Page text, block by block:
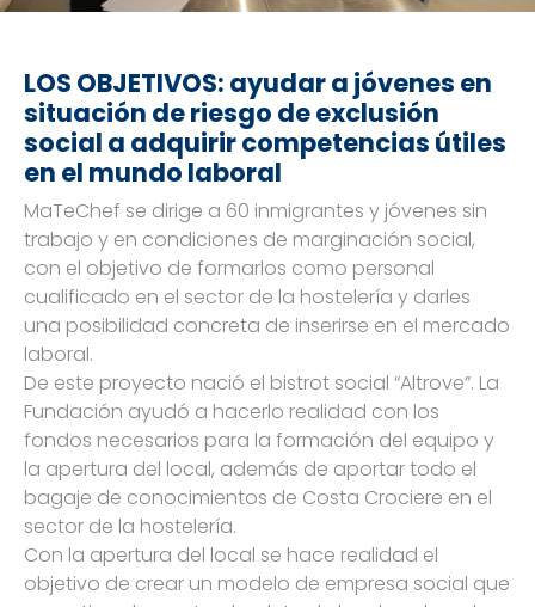
LOS OBJETIVOS: ayudar a jóvenes en
situación de riesgo de exclusión
social a adquirir competencias útiles
en el mundo laboral
MaTeChef se dirige a 60 inmigrantes y jóvenes sin
trabajo y en condiciones de marginación social,
con el objetivo de formarlos como personal
cualificado en el sector de la hostelería y darles
una posibilidad concreta de inserirse en el mercado
laboral.
De este proyecto nació el bistrot social “Altrove”. La
Fundación ayudó a hacerlo realidad con los
fondos necesarios para la formación del equipo y
la apertura del local, además de aportar todo el
bagaje de conocimientos de Costa Crociere en el
sector de la hostelería.
Con la apertura del local se hace realidad el
objetivo de crear un modelo de empresa social que